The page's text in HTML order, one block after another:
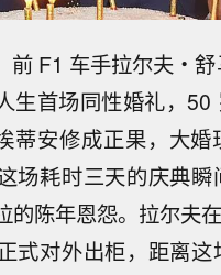
前 F1 车手拉尔夫・
生首场同性婚礼，50
蒂安修成正果，大婚
场耗时三天的庆典瞬
的陈年恩怨。拉尔夫
式对外出柜，距离这